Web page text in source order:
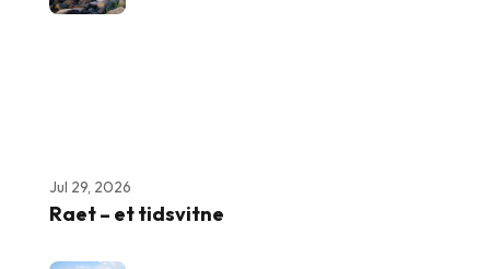
Jul 29, 2026
Raet – et tidsvitne